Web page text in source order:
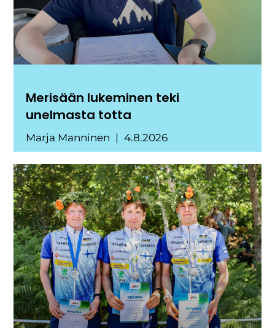
Merisään lukeminen teki
unelmasta totta
Marja Manninen 4.8.2026